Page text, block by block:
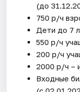
(до
750 р/ч
Дети до 7
550 р/ч
200 р/ч
2000 р/ч –
Входные